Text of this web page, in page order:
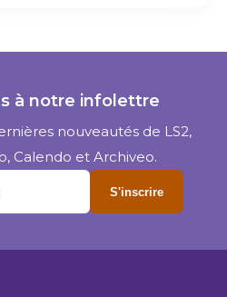
à notre infolettre
nouveautés de LS2,
Calendo et Archiveo.
S'inscrire